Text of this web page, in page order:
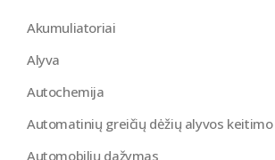
Akumuliatoriai
Alyva
Autochemija
Automatinių greičių dėžių alyvos
Automobilių dažymas